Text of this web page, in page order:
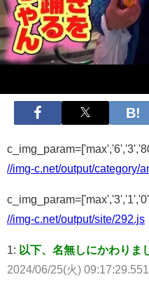
//img-c.net/output/category/
//img-c.net/output/site/292.js
1: 以下、名無しにかわりま
2024/06/25(火) 09:17:29.551